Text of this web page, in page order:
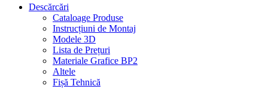
Descărcări
Cataloage Produse
Instrucțiuni de Montaj
Modele 3D
Lista de Prețuri
Materiale Grafice BP2
Altele
Fișă Tehnică